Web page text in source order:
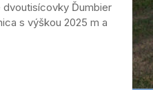
dvoutisícovky Ďumbier
s výškou 2025 m a